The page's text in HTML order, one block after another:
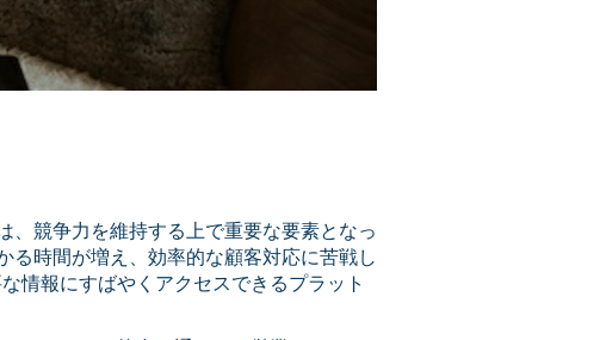
競争力を維持する上で重要な要素となっ
時間が増え、効率的な顧客対応に苦戦し
情報にすばやくアクセスできるプラット